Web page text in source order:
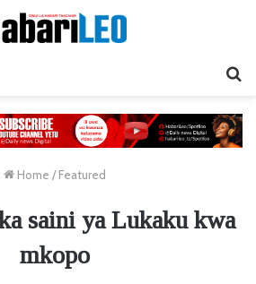
Home / Featured
saini ya Lukaku kwa
mkopo